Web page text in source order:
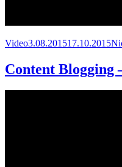
Format
VideoVeröffentlicht
3.08.201517.10.2015
Content Blogging